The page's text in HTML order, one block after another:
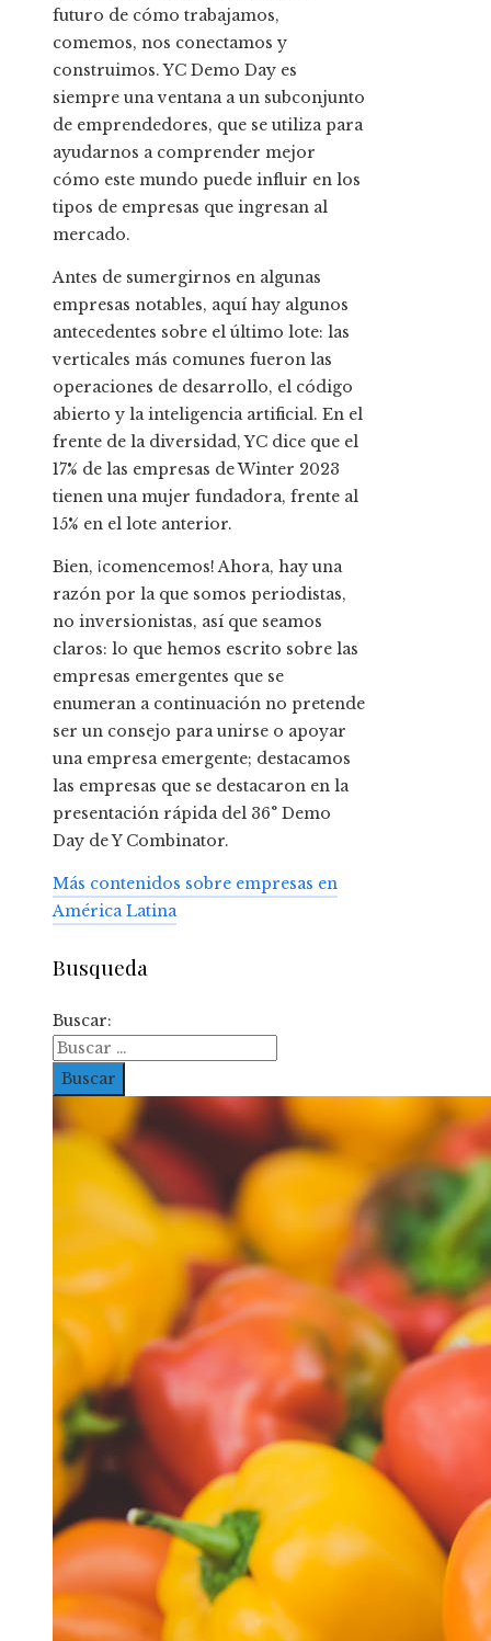
futuro de cómo trabajamos,
comemos, nos conectamos y
construimos. YC Demo Day es
siempre una ventana a un subconjunto
de emprendedores, que se utiliza para
ayudarnos a comprender mejor
cómo este mundo puede influir en los
tipos de empresas que ingresan al
mercado.
Antes de sumergirnos en algunas
empresas notables, aquí hay algunos
antecedentes sobre el último lote: las
verticales más comunes fueron las
operaciones de desarrollo, el código
abierto y la inteligencia artificial. En el
frente de la diversidad, YC dice que el
17% de las empresas de Winter 2023
tienen una mujer fundadora, frente al
15% en el lote anterior.
Bien, ¡comencemos! Ahora, hay una
razón por la que somos periodistas,
no inversionistas, así que seamos
claros: lo que hemos escrito sobre las
empresas emergentes que se
enumeran a continuación no pretende
ser un consejo para unirse o apoyar
una empresa emergente; destacamos
las empresas que se destacaron en la
presentación rápida del 36° Demo
Day de Y Combinator.
Más contenidos sobre empresas en
América Latina
Busqueda
Buscar: